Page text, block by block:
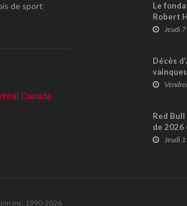
de sport
Le
Robert
Jeudi
Décès
Red
de 2026
Jeudi
inc. 1990-2026